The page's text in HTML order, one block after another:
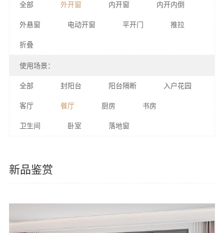
全部 外开窗 内开窗 内开内倒
外悬窗 电动开窗 平开门 推拉
折叠
使用场景：
全部 封阳台 阳台隔断 入户花园
客厅 餐厅 厨房 书房
卫生间 卧室 落地窗
新品鉴赏